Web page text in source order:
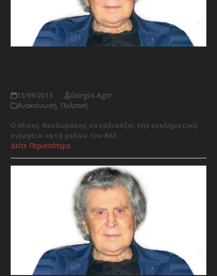
15/09/2013
Giorgos Agor.
Ανακοίνωση, Πολιτική
Ο Μίκης Θεοδωράκης καταδικάζει την εγκληματική
ενέργεια κατά μελών του ΚΚΕ
Δείτε Περισσότερα